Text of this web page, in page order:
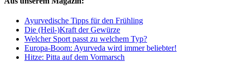
Ayurvedische Tipps für den Frühling
Die (Heil-)Kraft der Gewürze
Welcher Sport passt zu welchem Typ?
Europa-Boom: Ayurveda wird immer beliebter!
Hitze: Pitta auf dem Vormarsch